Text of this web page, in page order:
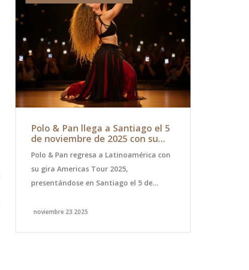
Polo & Pan llega a Santiago el 5
de noviembre de 2025 con su
Polo & Pan regresa a Latinoamérica con
su gira Americas Tour 2025,
presentándose en Santiago el 5 de
eje, el dúo francés ofrecerá una noche
noviembre 23 2025